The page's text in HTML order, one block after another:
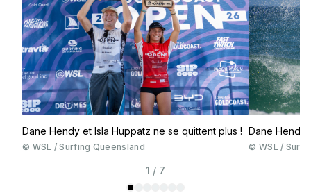
Dane Hendy et Isla Huppatz ne se quittent plus !
© WSL / Surfing Queensland
Dane Hendi
© WSL /
1 / 7